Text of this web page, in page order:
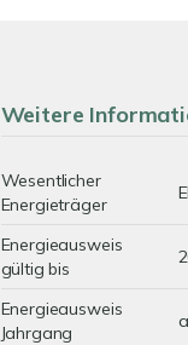
Weitere
Wesentlicher
Energieträger
Energieausweis
gültig bis
Energieausweis
Jahrgang